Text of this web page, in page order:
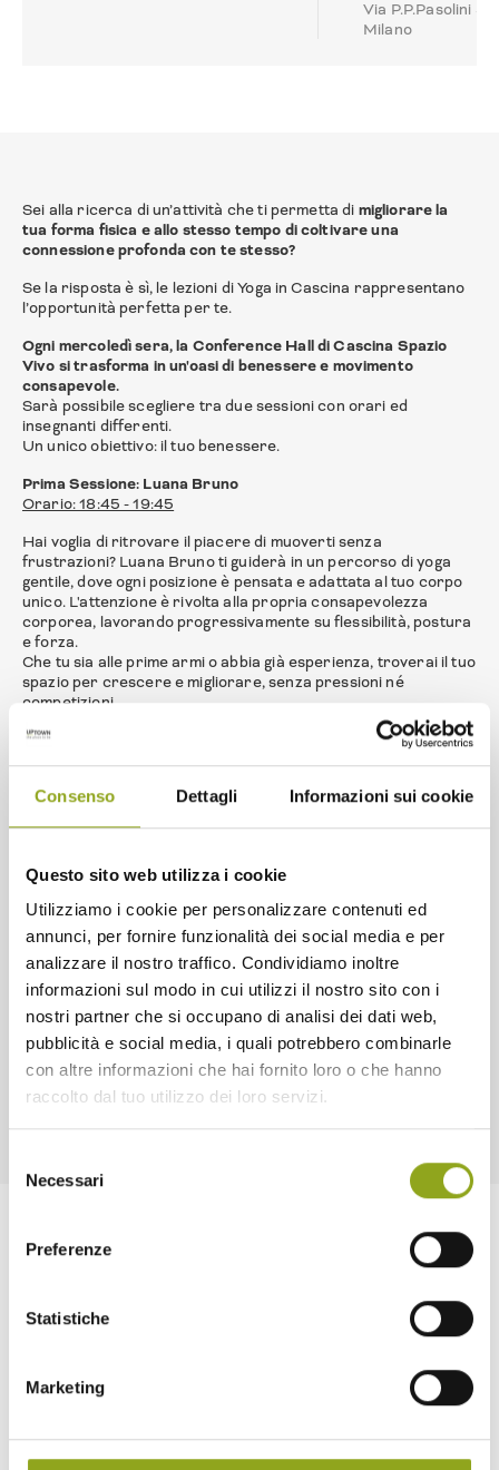
Consenso Dettagli Informazioni sui cookie
Questo sito web utilizza i cookie
Utilizziamo i cookie per personalizzare contenuti ed
annunci, per fornire funzionalità dei social media e per
analizzare il nostro traffico. Condividiamo inoltre
informazioni sul modo in cui utilizzi il nostro sito con i
nostri partner che si occupano di analisi dei dati web,
pubblicità e social media, i quali potrebbero combinarle
con altre informazioni che hai fornito loro o che hanno
raccolto dal tuo utilizzo dei loro servizi.
delNecessari
Preferenze
Statistiche
Marketing
Via P.P.Pasolini 3,
Milano
Sei alla ricerca di un’attività che ti permetta di migliorare la
tua forma fisica e allo stesso tempo di coltivare una
connessione profonda con te stesso?
Se la risposta è sì, le lezioni di Yoga in Cascina rappresentano
l’opportunità perfetta per te.
Ogni mercoledì sera, la Conference Hall di Cascina Spazio
Vivo si trasforma in un'oasi di benessere e movimento
consapevole.
Sarà possibile scegliere tra due sessioni con orari ed
insegnanti differenti.
Un unico obiettivo: il tuo benessere.
Prima Sessione: Luana Bruno
Orario: 18:45 - 19:45
Hai voglia di ritrovare il piacere di muoverti senza
frustrazioni? Luana Bruno ti guiderà in un percorso di yoga
gentile, dove ogni posizione è pensata e adattata al tuo corpo
unico. L'attenzione è rivolta alla propria consapevolezza
corporea, lavorando progressivamente su flessibilità, postura
e forza.
Che tu sia alle prime armi o abbia già esperienza, troverai il tuo
spazio per crescere e migliorare, senza pressioni né
competizioni.
Per chi cerca una pratica più energizzante, Chiara Taviani
respirazione si fondono in un momento di pura cura
personale.
La sua esperienza nel movimento del corpo si traduce in una
pratica yoga ricca, fluida e profondamente trasformativa.
Per info ed iscrizioni: training@maremilano.org
Tutti gli edifici